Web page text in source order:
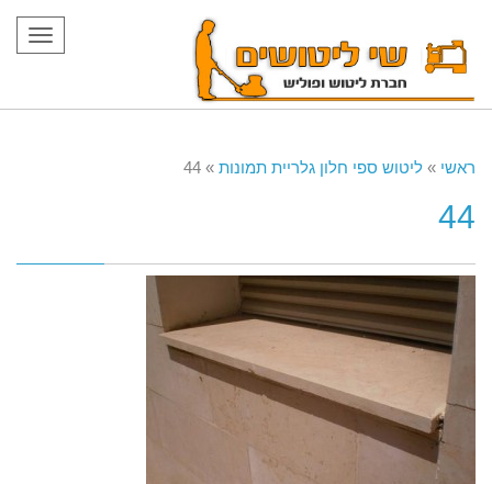
ראשי » ליטוש ספי חלון גלריית תמונות »
44
44